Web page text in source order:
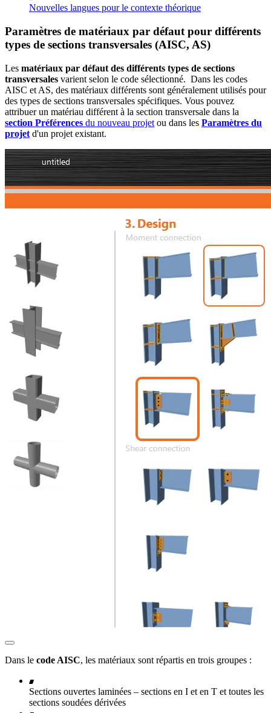
Nouvelles langues pour le contexte théorique
Paramètres de matériaux par défaut pour différents
types de sections transversales (AISC, AS)
Les matériaux par défaut des différents types de sections
transversales varient selon le code sélectionné. Dans les codes
AISC et AS, des matériaux différents sont généralement utilisés pour
des types de sections transversales spécifiques. Vous pouvez
attribuer un matériau différent à la section transversale dans la
section Préférences du nouveau projet ou dans les Paramètres du
projet d'un projet existant.
Dans le code AISC, les matériaux sont répartis en trois groupes :
Sections ouvertes laminées – sections en I et en T et toutes les
sections soudées dérivées